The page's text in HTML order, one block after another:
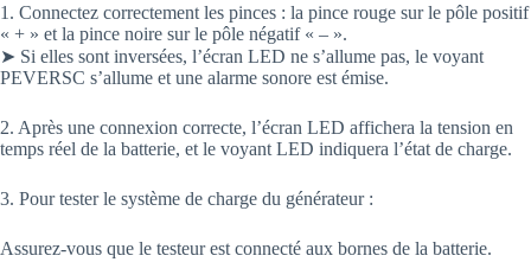
1. Connectez correctement les pinces : la pince rouge sur le pôle positif
« + » et la pince noire sur le pôle négatif « – ».
➤ Si elles sont inversées, l’écran LED ne s’allume pas, le voyant
PEVERSC s’allume et une alarme sonore est émise.
2. Après une connexion correcte, l’écran LED affichera la tension en
temps réel de la batterie, et le voyant LED indiquera l’état de charge.
3. Pour tester le système de charge du générateur :
Assurez-vous que le testeur est connecté aux bornes de la batterie.